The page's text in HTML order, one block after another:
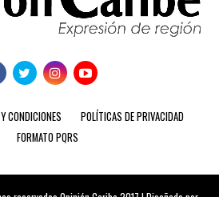
CONDICIONES
POLÍTICAS DE PRIVACIDAD
FORMATO PQRS